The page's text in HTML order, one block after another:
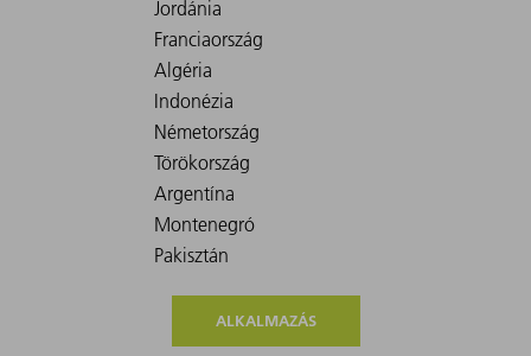
ALKALMAZÁS